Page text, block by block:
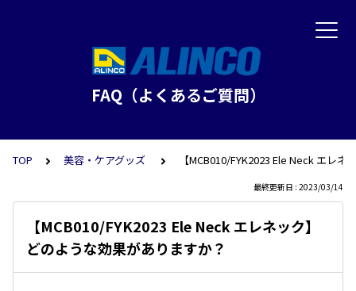
FAQ（よくあるご質問）
TOP 美容・ケアグッズ 【MCB010/FYK2023 Ele Neck エレ
最終更新日 : 2023/03/14
【MCB010/FYK2023 Ele Neck エレネック】
どのような効果がありますか？